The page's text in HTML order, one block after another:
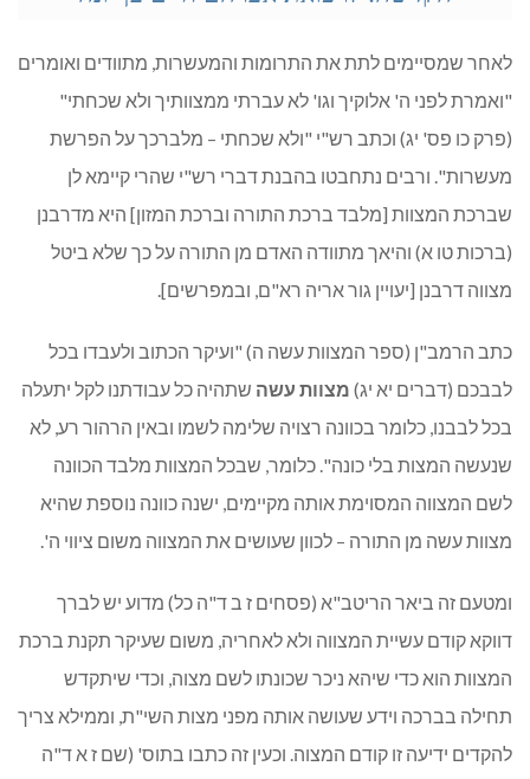
לאחר שמסיימים לתת את התרומות והמעשרות, מתוודים ואומרים
"ואמרת לפני ה' אלוקיך וגו' לא עברתי ממצוותיך ולא שכחתי"
(פרק כו פס' יג) וכתב רש"י "ולא שכחתי – מלברכך על הפרשת
מעשרות". ורבים נתחבטו בהבנת דברי רש"י שהרי קיימא לן
שברכת המצוות [מלבד ברכת התורה וברכת המזון] היא מדרבנן
(ברכות טו א) והיאך מתוודה האדם מן התורה על כך שלא ביטל
מצווה דרבנן [יעויין גור אריה רא"ם, ובמפרשים].
כתב הרמב"ן (ספר המצוות עשה ה) "ועיקר הכתוב ולעבדו בכל
לבבכם (דברים יא יג) מצוות עשה שתהיה כל עבודתנו לקל יתעלה
בכל לבבנו, כלומר בכוונה רצויה שלימה לשמו ובאין הרהור רע, לא
שנעשה המצות בלי כונה". כלומר, שבכל המצוות מלבד הכוונה
לשם המצווה המסוימת אותה מקיימים, ישנה כוונה נוספת שהיא
מצוות עשה מן התורה – לכוון שעושים את המצווה משום ציווי ה'.
ומטעם זה ביאר הריטב"א (פסחים ז ב ד"ה כל) מדוע יש לברך
דווקא קודם עשיית המצווה ולא לאחריה, משום שעיקר תקנת ברכת
המצוות הוא כדי שיהא ניכר שכונתו לשם מצוה, וכדי שיתקדש
תחילה בברכה וידע שעושה אותה מפני מצות השי"ת, וממילא צריך
להקדים ידיעה זו קודם המצוה. וכעין זה כתבו בתוס' (שם ז א ד"ה